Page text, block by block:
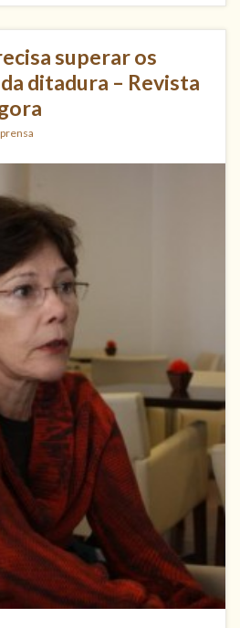
superar os
ditadura – Revista